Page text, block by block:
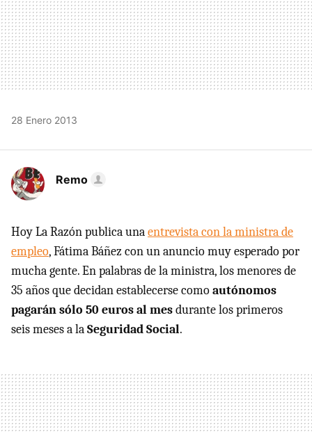
28 Enero 2013
Remo
Hoy La Razón publica unaentrevista con la ministra de
empleo, Fátima Báñez con un anuncio muy esperado por
mucha gente. En palabras de la ministra, los menores de
35 años que decidan establecerse comoautónomos
pagarán sólo 50 euros al mesdurante los primeros
seis meses a laSeguridad Social.